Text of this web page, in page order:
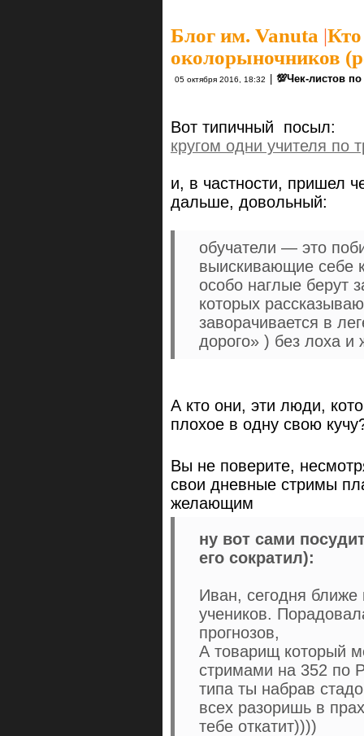
Блог им. Vanuta |
околорыночников
05 октября 2016, 18:32 | 💯Чек-листов
Вот типичный посыл:
кругом одни учителя по
и, в частности, пришел
дальше, довольный:
обучатели — это
выискивающие себе
особо наглые берут
которых
заворачивается в
дорого» ) без лоха и
А кто они, эти люди,
плохое в одну свою
Вы не поверите,
свои дневные стримы
желающим
ну вот сами
его сократил):
Иван, сегодня
учеников.
прогнозов,
А товарищ который
стримами на 352 по
типа ты набрав
всех разоришь в
тебе откатит))))